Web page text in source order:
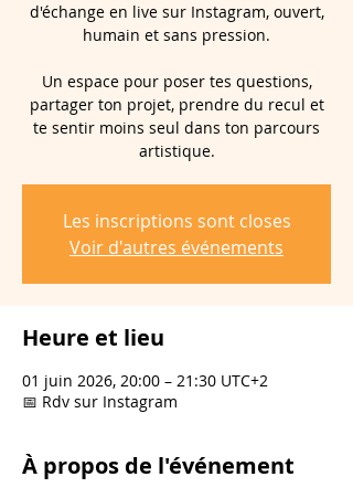
d'échange en live sur Instagram, ouvert,
humain et sans pression.
Un espace pour poser tes questions,
partager ton projet, prendre du recul et
te sentir moins seul dans ton parcours
artistique.
Les inscriptions sont closes
Voir d'autres événements
Heure et lieu
01 juin 2026, 20:00 – 21:30 UTC+2
📅 Rdv sur Instagram
À propos de l'événement